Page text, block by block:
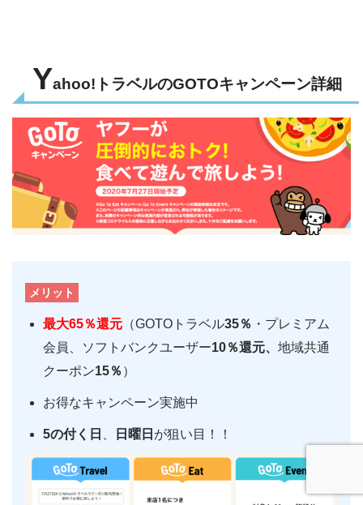
Yahoo!トラベルのGOTOキャンペーン詳細
メリット
最大65％還元 （GOTOトラベル35％ ・プレミアム
会員、ソフトバンクユーザー10％還元、地域共通
クーポン15％ ）
お得なキャンペーン実施中
5の付く日 日曜日 が狙い目！！